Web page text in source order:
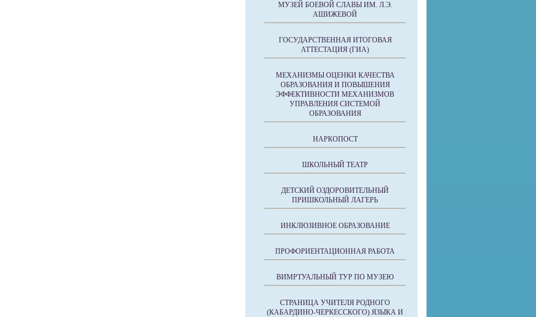
МУЗЕЙ БОЕВОЙ СЛАВЫ ИМ. Л.Э.
АШИЖЕВОЙ
ГОСУДАРСТВЕННАЯ ИТОГОВАЯ
АТТЕСТАЦИЯ (ГИА)
МЕХАНИЗМЫ ОЦЕНКИ КАЧЕСТВА
ОБРАЗОВАНИЯ И ПОВЫШЕНИЯ
ЭФФЕКТИВНОСТИ МЕХАНИЗМОВ
УПРАВЛЕНИЯ СИСТЕМОЙ
ОБРАЗОВАНИЯ
НАРКОПОСТ
ШКОЛЬНЫЙ ТЕАТР
ДЕТСКИЙ ОЗДОРОВИТЕЛЬНЫЙ
ПРИШКОЛЬНЫЙ ЛАГЕРЬ
ИНКЛЮЗИВНОЕ ОБРАЗОВАНИЕ
ПРОФОРИЕНТАЦИОННАЯ РАБОТА
ВИМРТУАЛЬНЫЙ ТУР ПО МУЗЕЮ
СТРАНИЦА УЧИТЕЛЯ РОДНОГО
(КАБАРДИНО-ЧЕРКЕССКОГО) ЯЗЫКА И